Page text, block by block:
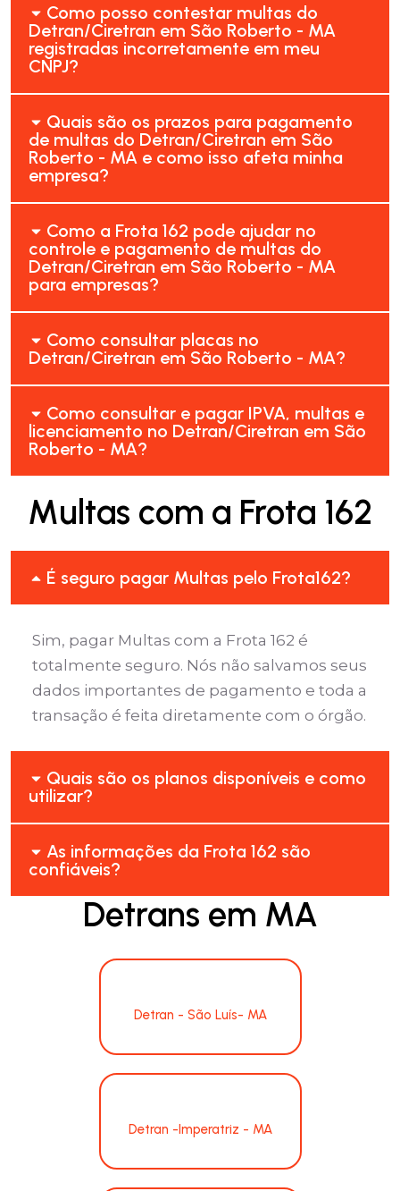
Como posso contestar multas do
Detran/Ciretran em São Roberto - MA
registradas incorretamente em meu
CNPJ?
Quais são os prazos para pagamento
de multas do Detran/Ciretran em São
Roberto - MA e como isso afeta minha
empresa?
Como a Frota 162 pode ajudar no
controle e pagamento de multas do
Detran/Ciretran em São Roberto - MA
para empresas?
Como consultar placas no
Detran/Ciretran em São Roberto - MA?
Como consultar e pagar IPVA, multas e
licenciamento no Detran/Ciretran em São
Roberto - MA?
Multas com a Frota 162
É seguro pagar Multas pelo Frota162?
Sim, pagar Multas com a Frota 162 é
totalmente seguro. Nós não salvamos seus
dados importantes de pagamento e toda a
transação é feita diretamente com o órgão.
Quais são os planos disponíveis e como
utilizar?
As informações da Frota 162 são
confiáveis?
Detrans em MA
Detran - São Luís- MA
Detran -Imperatriz - MA